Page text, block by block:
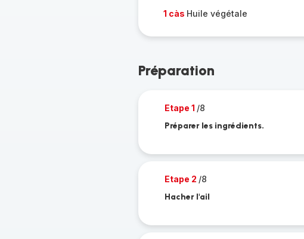
1 càs Huile végétale
Préparation
Etape 1 /8
Préparer les ingrédients.
Etape 2 /8
Hacher l'ail